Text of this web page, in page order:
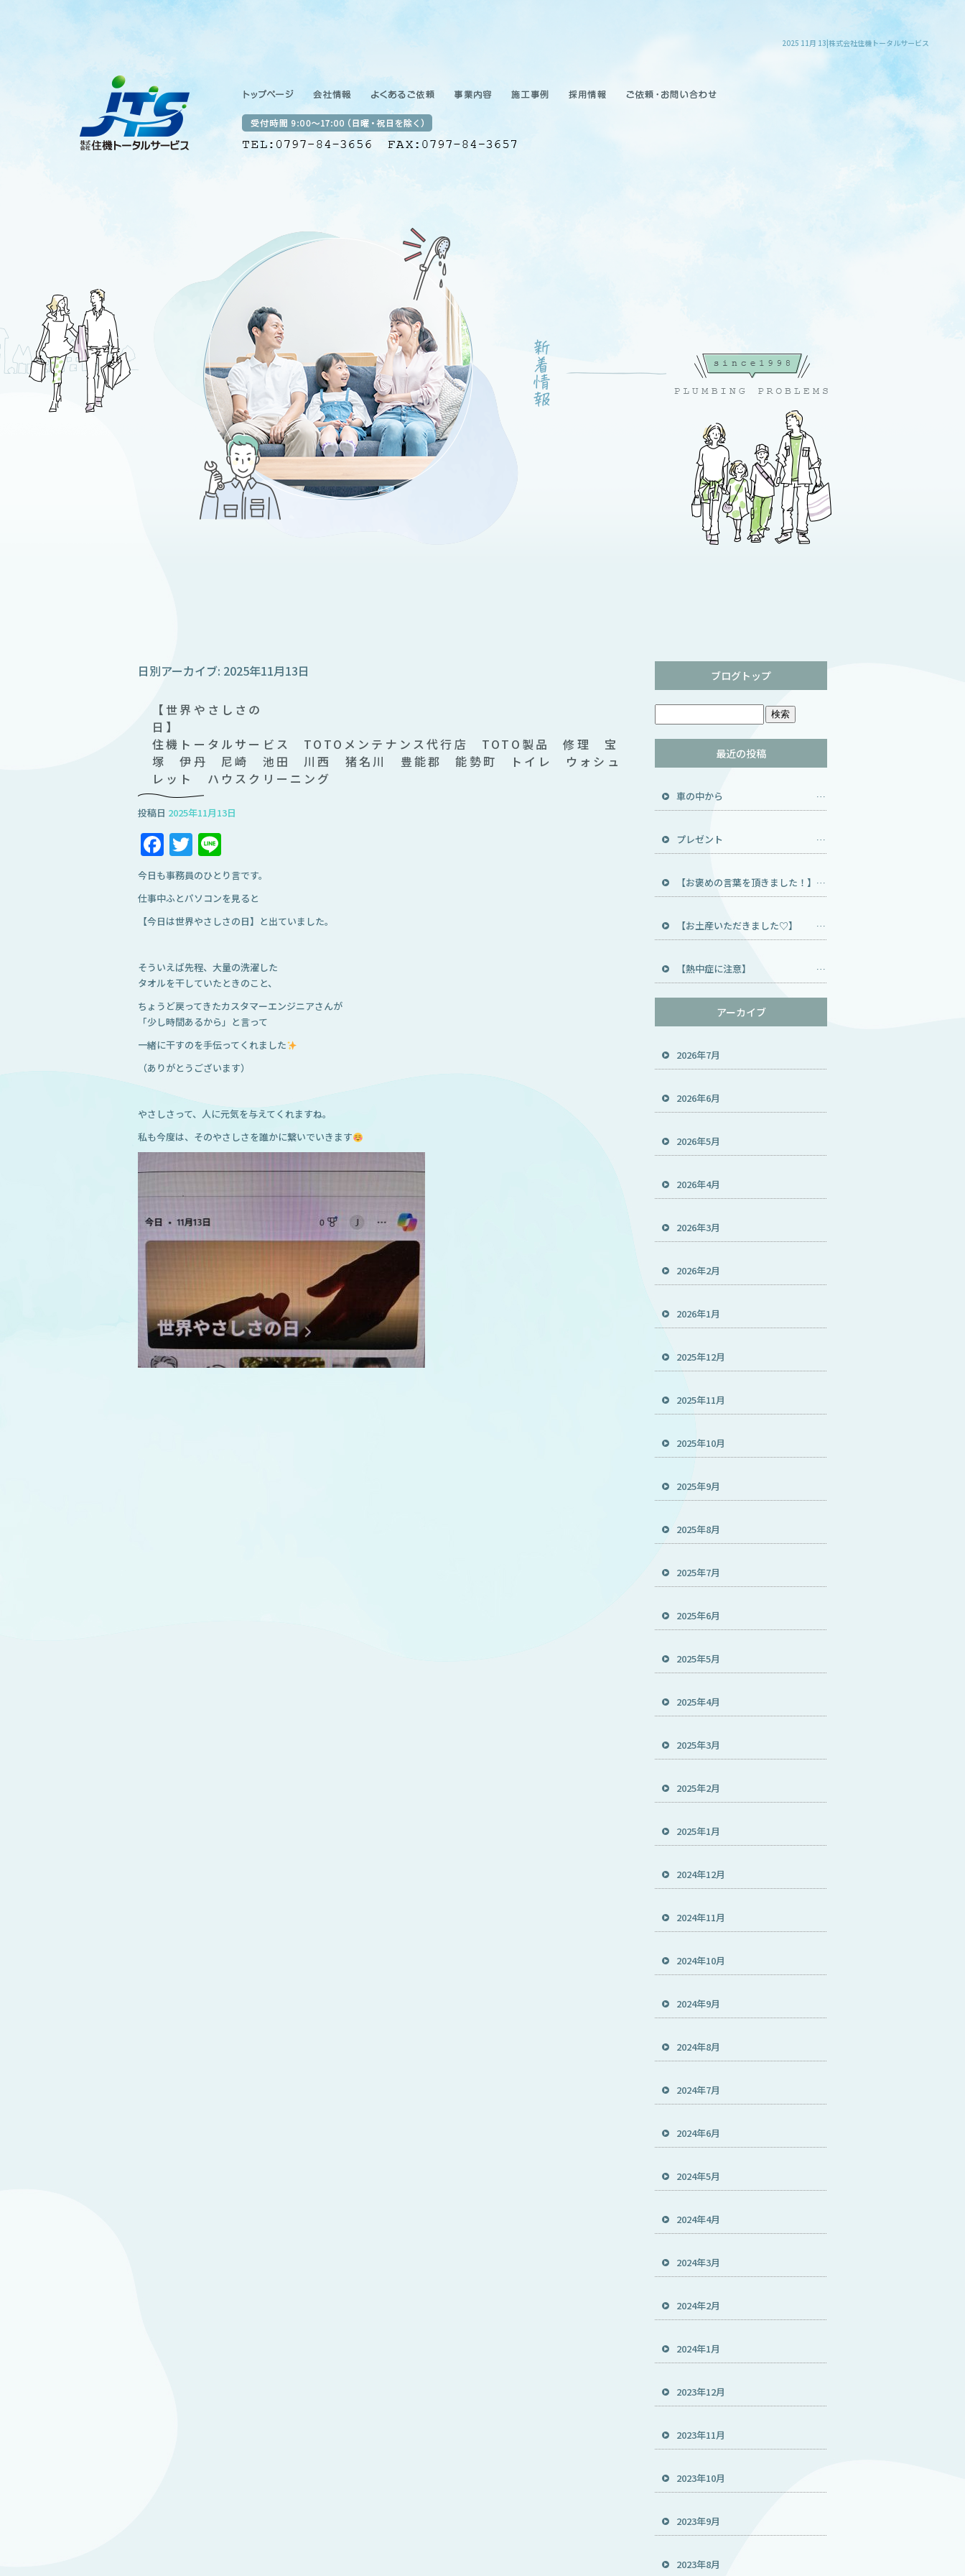
2025 11月 13|株式会社住機トータルサービス
日別アーカイブ: 2025年11月13日
【世界やさしさの
日】
住機トータルサービス TOTOメンテナンス代行店 TOTO製品 修理 宝
塚 伊丹 尼崎 池田 川西 猪名川 豊能郡 能勢町 トイレ ウォシュ
レット ハウスクリーニング
投稿日 2025年11月13日
Facebook
Twitter
今日も事務員のひとり言です。
仕事中ふとパソコンを見ると
【今日は世界やさしさの日】と出ていました。
そういえば先程、大量の洗濯した
タオルを干していたときのこと、
ちょうど戻ってきたカスタマーエンジニアさんが
「少し時間あるから」と言って
一緒に干すのを手伝ってくれました
（ありがとうございます）
やさしさって、人に元気を与えてくれますね。
私も今度は、そのやさしさを誰かに繋いでいきます
ブログトップ
最近の投稿
車の中から 住機トータルサービス TOTOメンテナンス代行店 TOTO製品 修理 宝塚 伊丹 尼崎 池田 川西 猪名川 豊能郡 能勢町 トイレ ウォシュレット ハウスクリーニング エアコン キッチン 風呂 おそうじ本舗
プレゼント 住機トータルサービス TOTOメンテナンス代行店 TOTO製品 修理 宝塚 伊丹 尼崎 池田 川西 猪名川 豊能郡 能勢町 トイレ ウォシュレット ハウスクリーニング エアコン キッチン 風呂 おそうじ本舗
【お褒めの言葉を頂きました！】 住機トータルサービス TOTOメンテナンス代行店 TOTO製品 修理 宝塚 伊丹 尼崎 池田 川西 猪名川 豊能郡 能勢町 トイレ ウォシュレット ハウスクリーニング エアコン キッチン 風呂 おそうじ本舗
【お土産いただきました♡】 住機トータルサービス TOTOメンテナンス代行店 TOTO製品 修理 宝塚 伊丹 尼崎 池田 川西 猪名川 豊能郡 能勢町 トイレ ウォシュレット ハウスクリーニング エアコン キッチン 風呂 おそうじ本舗
【熱中症に注意】 住機トータルサービス TOTOメンテナンス代行店 TOTO製品 修理 宝塚 伊丹 尼崎 池田 川西 猪名川 豊能郡 能勢町 トイレ ウォシュレット ハウスクリーニング エアコン キッチン 風呂 おそうじ本舗
アーカイブ
2026年7月
2026年6月
2026年5月
2026年4月
2026年3月
2026年2月
2026年1月
2025年12月
2025年11月
2025年10月
2025年9月
2025年8月
2025年7月
2025年6月
2025年5月
2025年4月
2025年3月
2025年2月
2025年1月
2024年12月
2024年11月
2024年10月
2024年9月
2024年8月
2024年7月
2024年6月
2024年5月
2024年4月
2024年3月
2024年2月
2024年1月
2023年12月
2023年11月
2023年10月
2023年9月
2023年8月